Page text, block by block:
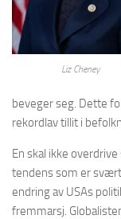
Liz Cheney
beveger seg. Dette
rekordlav tillit i
En skal ikke
tendens som er
endring av USAs
fremmarsj.